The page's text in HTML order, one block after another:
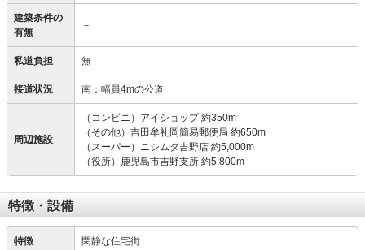
建築条件の
有無
－
私道負担 無
接道状況 南：幅員4mの公道
周辺施設
（コンビニ）アイショップ 約350m
（その他）吉田牟礼岡簡易郵便局 約650m
（スーパー）ニシムタ吉野店 約5,000m
（役所）鹿児島市吉野支所 約5,800m
特徴・設備
特徴 閑静な住宅街